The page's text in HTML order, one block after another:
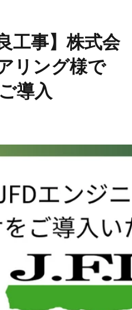
工事】株式会
リング様で
導入